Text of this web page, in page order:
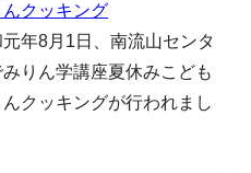
クッキング
年8月1日、南流山センタ
みりん学講座夏休みこども
クッキングが行われまし